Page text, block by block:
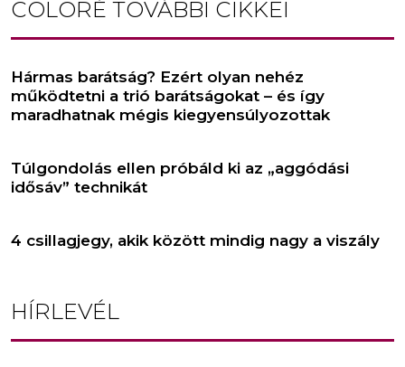
COLORÉ TOVÁBBI CIKKEI
Hármas barátság? Ezért olyan nehéz
működtetni a trió barátságokat – és így
maradhatnak mégis kiegyensúlyozottak
Túlgondolás ellen próbáld ki az „aggódási
idősáv” technikát
4 csillagjegy, akik között mindig nagy a viszály
HÍRLEVÉL